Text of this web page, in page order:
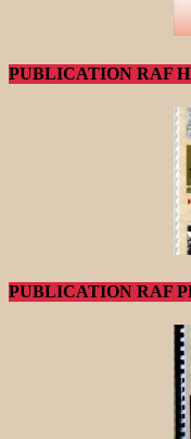
PUBLICATION RAF
PUBLICATION RAF